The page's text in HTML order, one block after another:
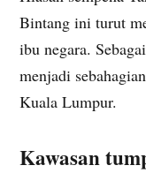
Bintang ini turut
ibu negara.
menjadi
Kuala Lumpur.
Kawasan